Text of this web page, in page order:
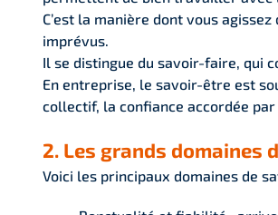
C’est la manière dont vous
imprévus.
Il se distingue du savoir-faire, qui
En entreprise, le savoir-être est
collectif, la confiance accordée
2. Les grands domaines
Voici les principaux domaines de